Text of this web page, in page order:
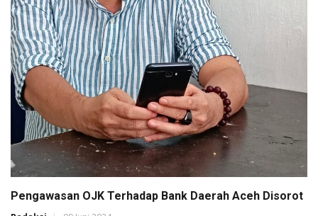
Pengawasan OJK Terhadap Bank Daerah Aceh Disorot